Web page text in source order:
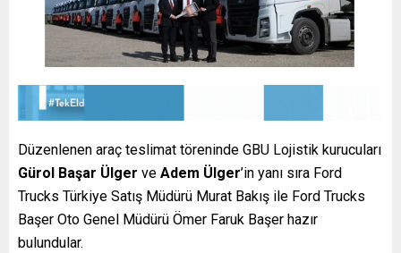
Düzenlenen araç teslimat töreninde GBU Lojistik kurucuları
Gürol Başar Ülger ve Adem Ülger’in yanı sıra Ford
Trucks Türkiye Satış Müdürü Murat Bakış ile Ford Trucks
Başer Oto Genel Müdürü Ömer Faruk Başer hazır
bulundular.